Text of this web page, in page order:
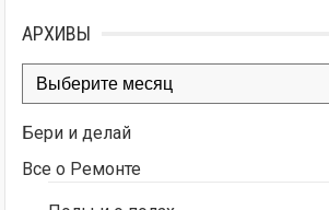
АРХИВЫ
Архивы
Бери и делай
Все о Ремонте